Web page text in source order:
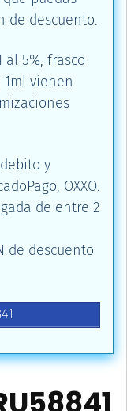
de descuento.
al 5%, frasco
vienen
y
OXXO.
de entre 2
de descuento